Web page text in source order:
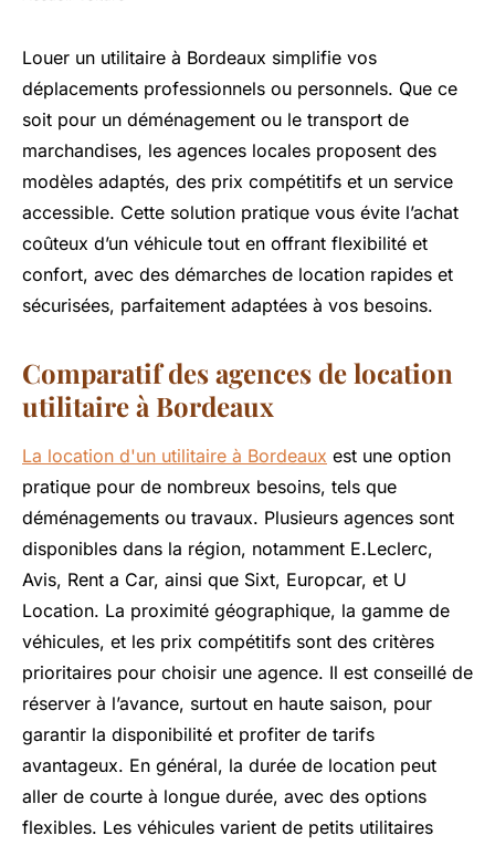
Louez un utilitaire à bordeaux
: pratique et abordable !
Gabriel•10 novembre 2025•4 min de lecture
Louer un utilitaire à Bordeaux simplifie vos
déplacements professionnels ou personnels. Que ce
soit pour un déménagement ou le transport de
marchandises, les agences locales proposent des
modèles adaptés, des prix compétitifs et un service
accessible. Cette solution pratique vous évite l’achat
coûteux d’un véhicule tout en offrant flexibilité et
confort, avec des démarches de location rapides et
sécurisées, parfaitement adaptées à vos besoins.
Comparatif des agences de location
utilitaire à Bordeaux
La location d'un utilitaire à Bordeaux est une option
pratique pour de nombreux besoins, tels que
déménagements ou travaux. Plusieurs agences sont
disponibles dans la région, notamment E.Leclerc,
Avis, Rent a Car, ainsi que Sixt, Europcar, et U
Location. La proximité géographique, la gamme de
véhicules, et les prix compétitifs sont des critères
prioritaires pour choisir une agence. Il est conseillé de
réserver à l’avance, surtout en haute saison, pour
garantir la disponibilité et profiter de tarifs
avantageux. En général, la durée de location peut
aller de courte à longue durée, avec des options
flexibles. Les véhicules varient de petits utilitaires